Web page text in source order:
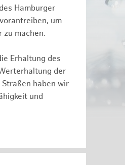
Hamburger
um
zu machen.
Erhaltung des
der
haben wir
und